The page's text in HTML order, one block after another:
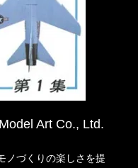
Art Co., Ltd.
ノづくりの楽しさを提